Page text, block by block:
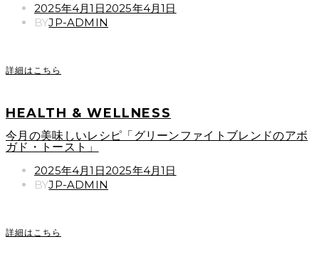
POSTED
ON
2025年4月1日2025年4月1日
BYJP-ADMIN
詳細はこちら
HEALTH & WELLNESS
今月の美味しいレシピ「グリーンファイトブレンドのアボ
ガド・トースト」
POSTED
ON
2025年4月1日2025年4月1日
BYJP-ADMIN
詳細はこちら